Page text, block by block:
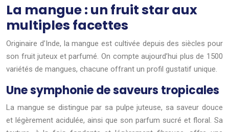
La mangue : un fruit star aux
multiples facettes
Originaire d’Inde, la mangue est cultivée depuis des siècles pour
son fruit juteux et parfumé. On compte aujourd’hui plus de 1500
variétés de mangues, chacune offrant un profil gustatif unique.
Une symphonie de saveurs tropicales
La mangue se distingue par sa pulpe juteuse, sa saveur douce
et légèrement acidulée, ainsi que son parfum sucré et floral. Sa